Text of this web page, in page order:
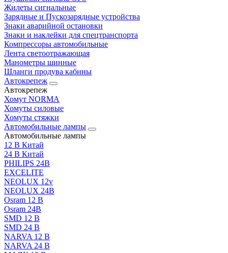
Жилеты сигнальные
Зарядные и Пускозарядные устройства
Знаки аварийной остановки
Знаки и наклейки для спецтранспорта
Компрессоры автомобильные
Лента светоотражающая
Манометры шинные
Шланги продува кабины
Автокрепеж
Автокрепеж
Хомут NORMA
Хомуты силовые
Хомуты стяжки
Автомобильные лампы
Автомобильные лампы
12 В Китай
24 В Китай
PHILIPS 24В
EXCELITE
NEOLUX 12v
NEOLUX 24В
Osram 12 В
Osram 24В
SMD 12 В
SMD 24 В
NARVA 12 В
NARVA 24 В